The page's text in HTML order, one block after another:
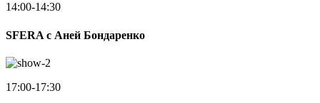
14:00-14:30
SFERA с Аней Бондаренко
17:00-17:30